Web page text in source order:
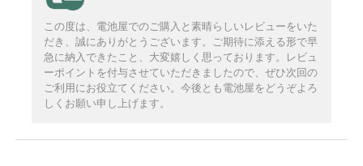
この度は、電池屋でのご購入と素晴らしいレビューをいた
だき、誠にありがとうございます。ご期待に添える形で早
急に納入できたこと、大変嬉しく思っております。レビュ
ーポイントを付与させていただきましたので、ぜひ次回の
ご利用にお役立てください。今後とも電池屋をどうぞよろ
しくお願い申し上げます。